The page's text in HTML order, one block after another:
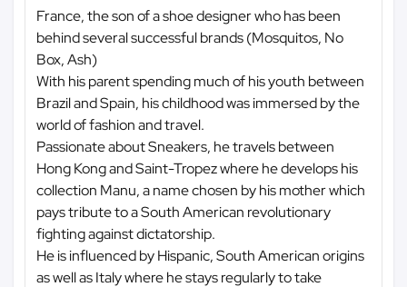
France, the son of a shoe designer who has been
behind several successful brands (Mosquitos, No
Box, Ash)
With his parent spending much of his youth between
Brazil and Spain, his childhood was immersed by the
world of fashion and travel.
Passionate about Sneakers, he travels between
Hong Kong and Saint-Tropez where he develops his
collection Manu, a name chosen by his mother which
pays tribute to a South American revolutionary
fighting against dictatorship.
He is influenced by Hispanic, South American origins
as well as Italy where he stays regularly to take